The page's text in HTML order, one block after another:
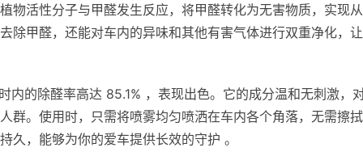
物活性分子与甲醛发生反应，将甲醛转化为无害物质，实现
除甲醛，还能对车内的异味和其他有害气体进行双重净化，
内的除醛率高达 85.1% ，表现出色。它的成分温和无刺激，
群。使用时，只需将喷雾均匀喷洒在车内各个角落，无需擦
久，能够为你的爱车提供长效的守护 。